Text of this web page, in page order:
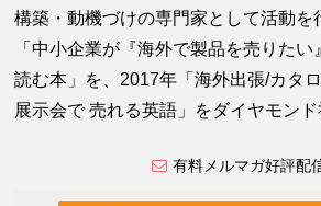
構築・動機づけの専門家として活動を
「中小企業が『海外で製品を売りた
読む本」を、2017年「海外出張/カタ
展示会で 売れる英語」をダイヤモンド
有料メルマガ好評配